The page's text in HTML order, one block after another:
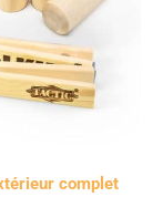
complet